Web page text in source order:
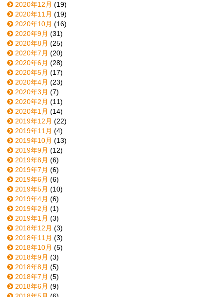
2020年12月 (19)
2020年11月 (19)
2020年10月 (16)
2020年9月 (31)
2020年8月 (25)
2020年7月 (20)
2020年6月 (28)
2020年5月 (17)
2020年4月 (23)
2020年3月 (7)
2020年2月 (11)
2020年1月 (14)
2019年12月 (22)
2019年11月 (4)
2019年10月 (13)
2019年9月 (12)
2019年8月 (6)
2019年7月 (6)
2019年6月 (6)
2019年5月 (10)
2019年4月 (6)
2019年2月 (1)
2019年1月 (3)
2018年12月 (3)
2018年11月 (3)
2018年10月 (5)
2018年9月 (3)
2018年8月 (5)
2018年7月 (5)
2018年6月 (9)